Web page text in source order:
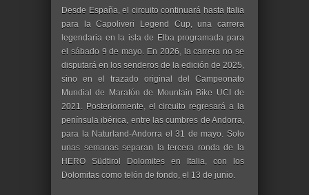
Desde España, el circuito continuará hasta Italia
para la Capoliveri Legend Cup, una carrera
legendaria en la isla de Elba programada para
el sábado 9 de mayo. En 2026, la carrera no se
disputará en los senderos de la edición de 2025,
sino en el trazado original del Campeonato
Mundial de Maratón de Mountain Bike UCI de
2021. Posteriormente, el circuito regresará a la
península ibérica, entre las cumbres de Andorra,
para la Naturland-Andorra el 31 de mayo. Solo
unas semanas separan la tercera ronda de la
HERO Südtirol Dolomites en Italia, con los
Dolomitas como telón de fondo, el 13 de junio.